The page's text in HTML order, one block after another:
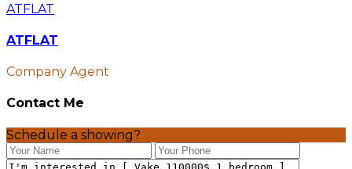
ATFLAT
ATFLAT
Company Agent
Contact Me
Schedule a showing?